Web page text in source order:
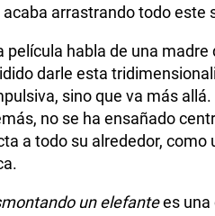
acaba arrastrando todo este
película habla de una
darle esta
sino que va más
no se ha ensañado
a todo su alrededor, como
un elefantees una